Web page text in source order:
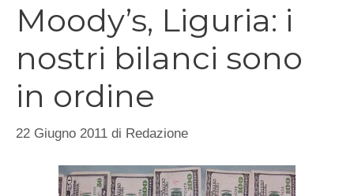
Moody’s, Liguria: i
nostri bilanci sono
in ordine
22 Giugno 2011 di Redazione